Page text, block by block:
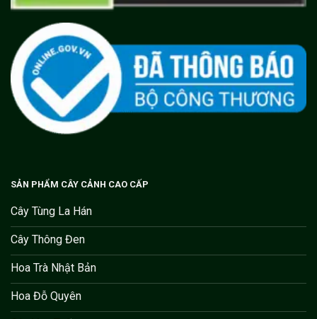
SẢN PHẨM CÂY CẢNH CAO CẤP
Cây Tùng La Hán
Cây Thông Đen
Hoa Trà Nhật Bản
Hoa Đỗ Quyên